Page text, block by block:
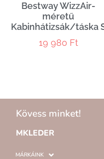
Bestway WizzAir-
méretű
Kabinhátizsák/táska
19 980 Ft
Kövess minket!
MKLEDER
MÁRKÁINK